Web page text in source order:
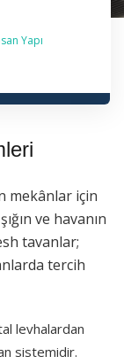
Yapı
İstanbul | 0
mekânlar için
ve havanın
tavanlar;
tercih
levhalardan
sistemidir.